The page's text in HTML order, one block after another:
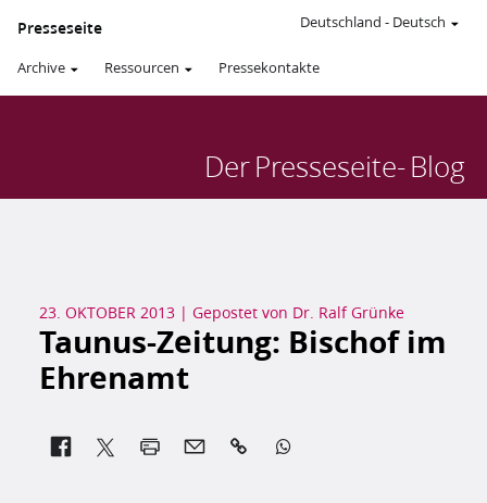
Presseseite
Archive Ressourcen Pressekontakte
Deutschland - Deutsch
DerPresseseite-Blog
23. OKTOBER 2013| Gepostet von Dr. Ralf Grünke
Taunus-Zeitung: Bischof im
Ehrenamt
 